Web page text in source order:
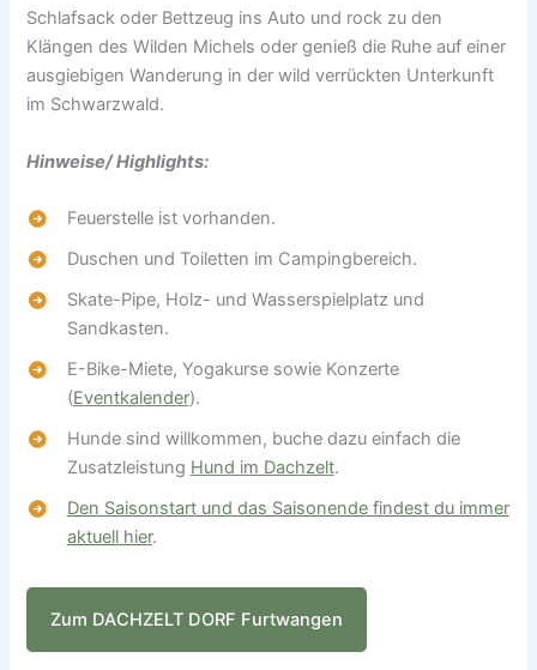
Schlafsack oder Bettzeug ins Auto und rock zu den
Klängen des Wilden Michels oder genieß die Ruhe auf einer
ausgiebigen Wanderung in der wild verrückten Unterkunft
im Schwarzwald.
Hinweise/ Highlights:
Feuerstelle ist vorhanden.
Duschen und Toiletten im Campingbereich.
Skate-Pipe, Holz- und Wasserspielplatz und
Sandkasten.
E-Bike-Miete, Yogakurse sowie Konzerte
(Eventkalender).
Hunde sind willkommen, buche dazu einfach die
Zusatzleistung Hund im Dachzelt.
Den Saisonstart und das Saisonende findest du immer
aktuell hier.
Zum DACHZELT DORF Furtwangen